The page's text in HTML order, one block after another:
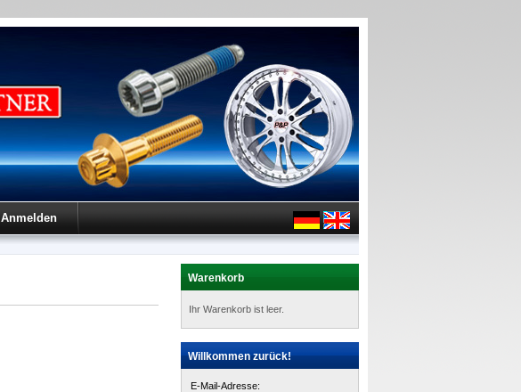
Anmelden
Warenkorb
Ihr Warenkorb ist leer.
Willkommen zurück!
E-Mail-Adresse: